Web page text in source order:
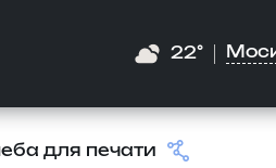
22°
для печати